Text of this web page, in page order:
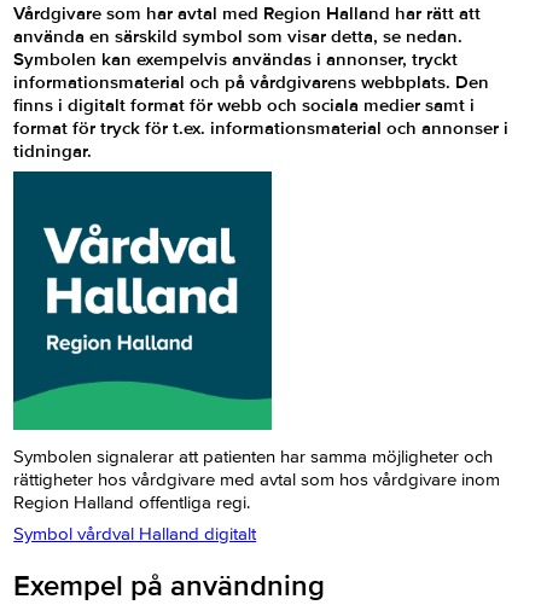
Vårdgivare som har avtal med Region Halland har rätt att
använda en särskild symbol som visar detta, se nedan.
Symbolen kan exempelvis användas i annonser, tryckt
informationsmaterial och på vårdgivarens webbplats. Den
finns i digitalt format för webb och sociala medier samt i
format för tryck för t.ex. informationsmaterial och annonser i
tidningar.
Symbolen signalerar att patienten har samma möjligheter och
rättigheter hos vårdgivare med avtal som hos vårdgivare inom
Region Halland offentliga regi.
Symbol vårdval Halland digitalt
Exempel på användning